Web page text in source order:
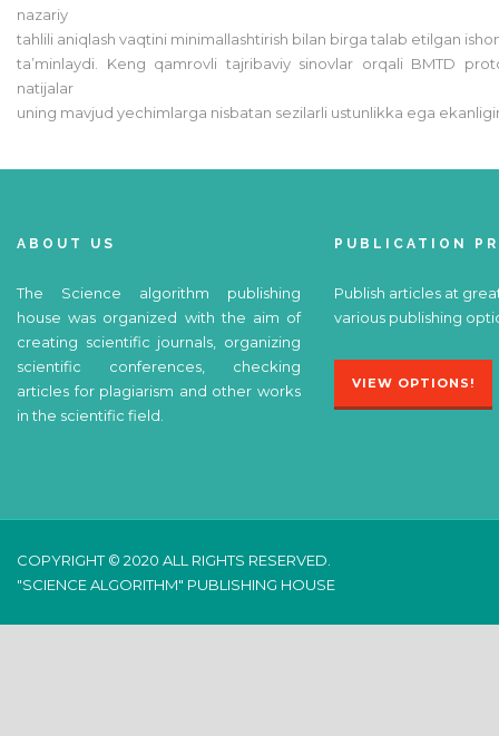
nazariy
tahlili aniqlash vaqtini minimallashtirish bilan birga talab etilgan
ta’minlaydi. Keng qamrovli tajribaviy sinovlar orqali BMTD
natijalar
uning mavjud yechimlarga nisbatan sezilarli ustunlikka ega
ABOUT US
The Science algorithm publishing
house was organized with the aim of
creating scientific journals, organizing
scientific conferences, checking
articles for plagiarism and other works
in the scientific field.
PUBLICATION
Publish articles at
various publishing
VIEW OPTIONS!
COPYRIGHT © 2020 ALL RIGHTS RESERVED.
"SCIENCE ALGORITHM" PUBLISHING HOUSE